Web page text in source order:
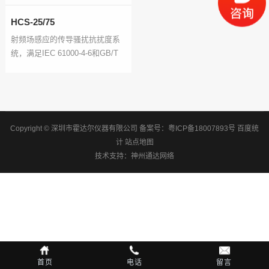
HCS-25/75
射频场感应的传导骚扰抗扰度系
统，满足IEC 61000-4-6和GB/T
Copyright © 深圳市霍达尔仪器有限公司 备案号： 粤ICP备18007893号 百度统
计 站点地图
技术支持： 神州通达网络
首页 电话 留言